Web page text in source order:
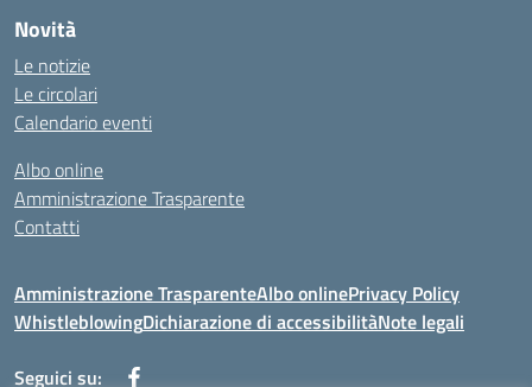
Novità
Le notizie
Le circolari
Calendario eventi
Albo online
Amministrazione Trasparente
Contatti
Amministrazione TrasparenteAlbo onlinePrivacy Policy
WhistleblowingDichiarazione di accessibilitàNote legali
Seguici su: